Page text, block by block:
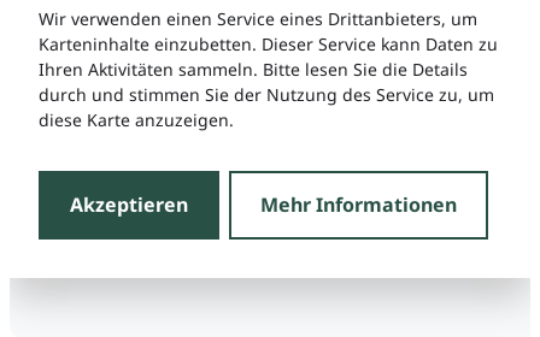
Wir verwenden einen Service eines Drittanbieters, um
Karteninhalte einzubetten. Dieser Service kann Daten zu
Ihren Aktivitäten sammeln. Bitte lesen Sie die Details
durch und stimmen Sie der Nutzung des Service zu, um
diese Karte anzuzeigen.
Akzeptieren Mehr Informationen